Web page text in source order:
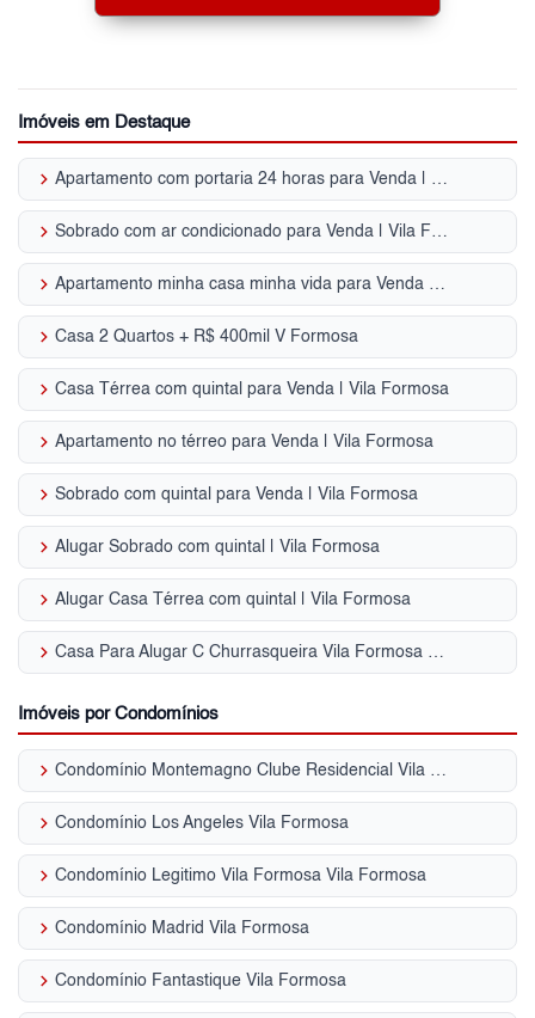
Imóveis em Destaque
keyboard_arrow_right Apartamento com portaria 24 horas para Venda | Vila Formosa
keyboard_arrow_right Sobrado com ar condicionado para Venda | Vila Formosa
keyboard_arrow_right Apartamento minha casa minha vida para Venda | Vila Formosa
keyboard_arrow_right Casa 2 Quartos + R$ 400mil V Formosa
keyboard_arrow_right Casa Térrea com quintal para Venda | Vila Formosa
keyboard_arrow_right Apartamento no térreo para Venda | Vila Formosa
keyboard_arrow_right Sobrado com quintal para Venda | Vila Formosa
keyboard_arrow_right Alugar Sobrado com quintal | Vila Formosa
keyboard_arrow_right Alugar Casa Térrea com quintal | Vila Formosa
keyboard_arrow_right Casa Para Alugar C Churrasqueira Vila Formosa - SP
Imóveis por Condomínios
keyboard_arrow_right Condomínio Montemagno Clube Residencial Vila Formosa
keyboard_arrow_right Condomínio Los Angeles Vila Formosa
keyboard_arrow_right Condomínio Legitimo Vila Formosa Vila Formosa
keyboard_arrow_right Condomínio Madrid Vila Formosa
keyboard_arrow_right Condomínio Fantastique Vila Formosa